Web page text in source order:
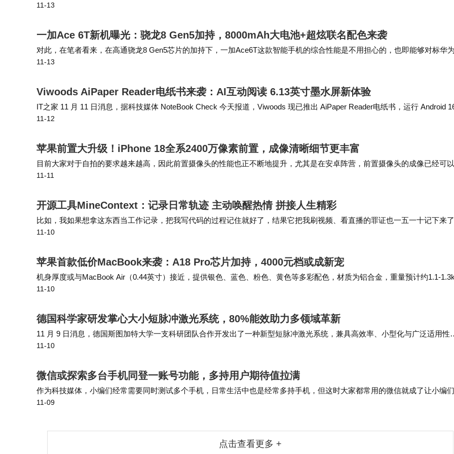
持“鸿蒙PC”与“智选PC”双线并行的策略，短期内不会放弃基于Windows系统的…
11-13
一加Ace 6T新机曝光：骁龙8 Gen5加持，8000mAh大电池+超炫联名配色来袭
对此，在笔者看来，在高通骁龙8 Gen5芯片的加持下，一加Ace6T这款智能手机的综合性能是不用担心的，也即能够对标华
小米、vivo、荣耀等厂商的中高端机型。 在续航上，爆料信息显示一加Ace 6T这款…
11-13
Viwoods AiPaper Reader电纸书来袭：AI互动阅读 6.13英寸墨水屏新体验
IT之家 11 月 11 日消息，据科技媒体 NoteBook Check 今天报道，Viwoods 现已推出 AiPaper Reader电纸书，运行 Android
操作系统，机身配备专用 AI …
11-12
苹果前置大升级！iPhone 18全系2400万像素前置，成像清晰细节更丰富
目前大家对于自拍的要求越来越高，因此前置摄像头的性能也正不断地提升，尤其是在安卓阵营，前置摄像头的成像已经可
前几年的后置摄像头不相上下，不过对于苹果来说，一直以来前置摄像头都比较保守，不过根据最新的报告，…
11-11
开源工具MineContext：记录日常轨迹 主动唤醒热情 拼接人生精彩
比如，我如果想拿这东西当工作记录，把我写代码的过程记住就好了，结果它把我刷视频、看直播的罪证也一五一十记下来
哥们工作复盘的时候就非常出戏。“前两天就有个开发者，基于我们的开源框架，开发出了一款 Mine…
11-10
苹果首款低价MacBook来袭：A18 Pro芯片加持，4000元档或成新宠
机身厚度或与MacBook Air（0.44英寸）接近，提供银色、蓝色、粉色、黄色等多彩配色，材质为铝合金，重量预计约1.1-1.3k
g。Geekbench 6测试显示，A18 Pro单核性能达M3 Ul…
11-10
德国科学家研发掌心大小短脉冲激光系统，80%能效助力多领域革新
11 月 9 日消息，德国斯图加特大学一支科研团队合作开发出了一种新型短脉冲激光系统，兼具高效率、小型化与广泛适用性
论文第一作者托比亚斯・施泰因勒（Tobias Steinle）博士指出，开发高效的短脉冲…
11-10
微信或探索多台手机同登一账号功能，多持用户期待值拉满
作为科技媒体，小编们经常需要同时测试多个手机，日常生活中也是经常多持手机，但这时大家都常用的微信就成了让小编
疼的问题，主要原因就是微信账号不能同时在多个手机上登录。 相信不少多持手机的小伙伴们和小编们是一…
11-09
点击查看更多 +